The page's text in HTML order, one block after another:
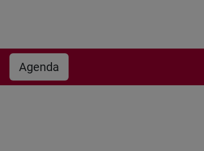
Agenda